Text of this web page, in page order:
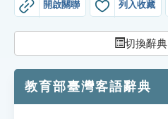
知識索引
開啟關聯 列入收藏
切換辭典
教育部臺灣客語辭典